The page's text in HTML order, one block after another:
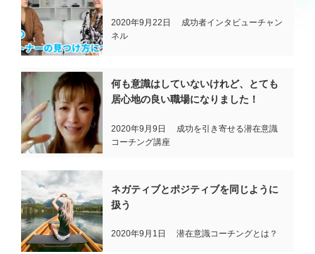
無料メールマガジン
引き寄せブログ
お客様の声
お問い合わせ
会社概要
個人情報保護方針
2020年9月22日
成功者インタビューチャン
ネル
何も意識はしていないけれど、とても
居心地の良い職場になりました！
2020年9月9日
成功を引き寄せる潜在意識
コーチング講座
ネガティブとポジティブを同じように
扱う
2020年9月1日 潜在意識コーチングとは？